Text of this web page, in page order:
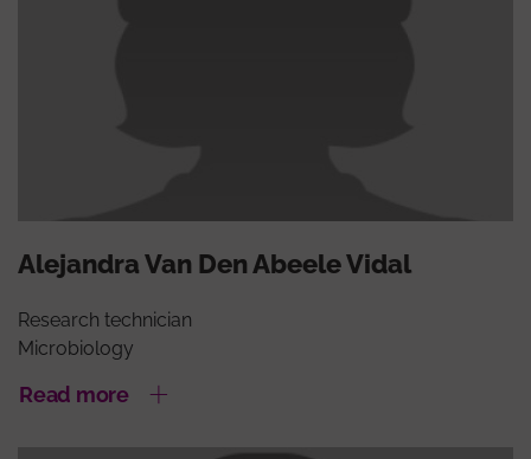
Alejandra Van Den Abeele Vidal
Research technician
Microbiology
Read more